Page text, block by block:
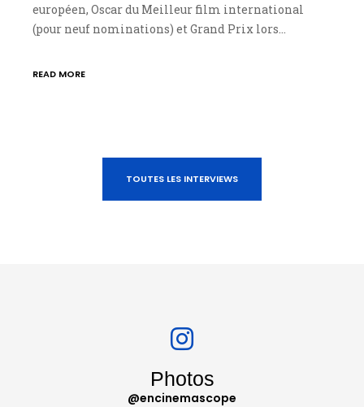
européen, Oscar du Meilleur film international
(pour neuf nominations) et Grand Prix lors…
READ MORE
TOUTES LES INTERVIEWS
Photos
@encinemascope